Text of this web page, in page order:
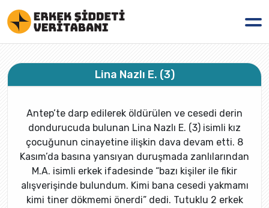
Lina Nazlı E. (3)
Antep’te darp edilerek öldürülen ve cesedi derin
dondurucuda bulunan Lina Nazlı E. (3) isimli kız
çocuğunun cinayetine ilişkin dava devam etti. 8
Kasım’da basına yansıyan duruşmada zanlılarından
M.A. isimli erkek ifadesinde “bazı kişiler ile fikir
alışverişinde bulundum. Kimi bana cesedi yakmamı
kimi tiner dökmemi önerdi” dedi. Tutuklu 2 erkek